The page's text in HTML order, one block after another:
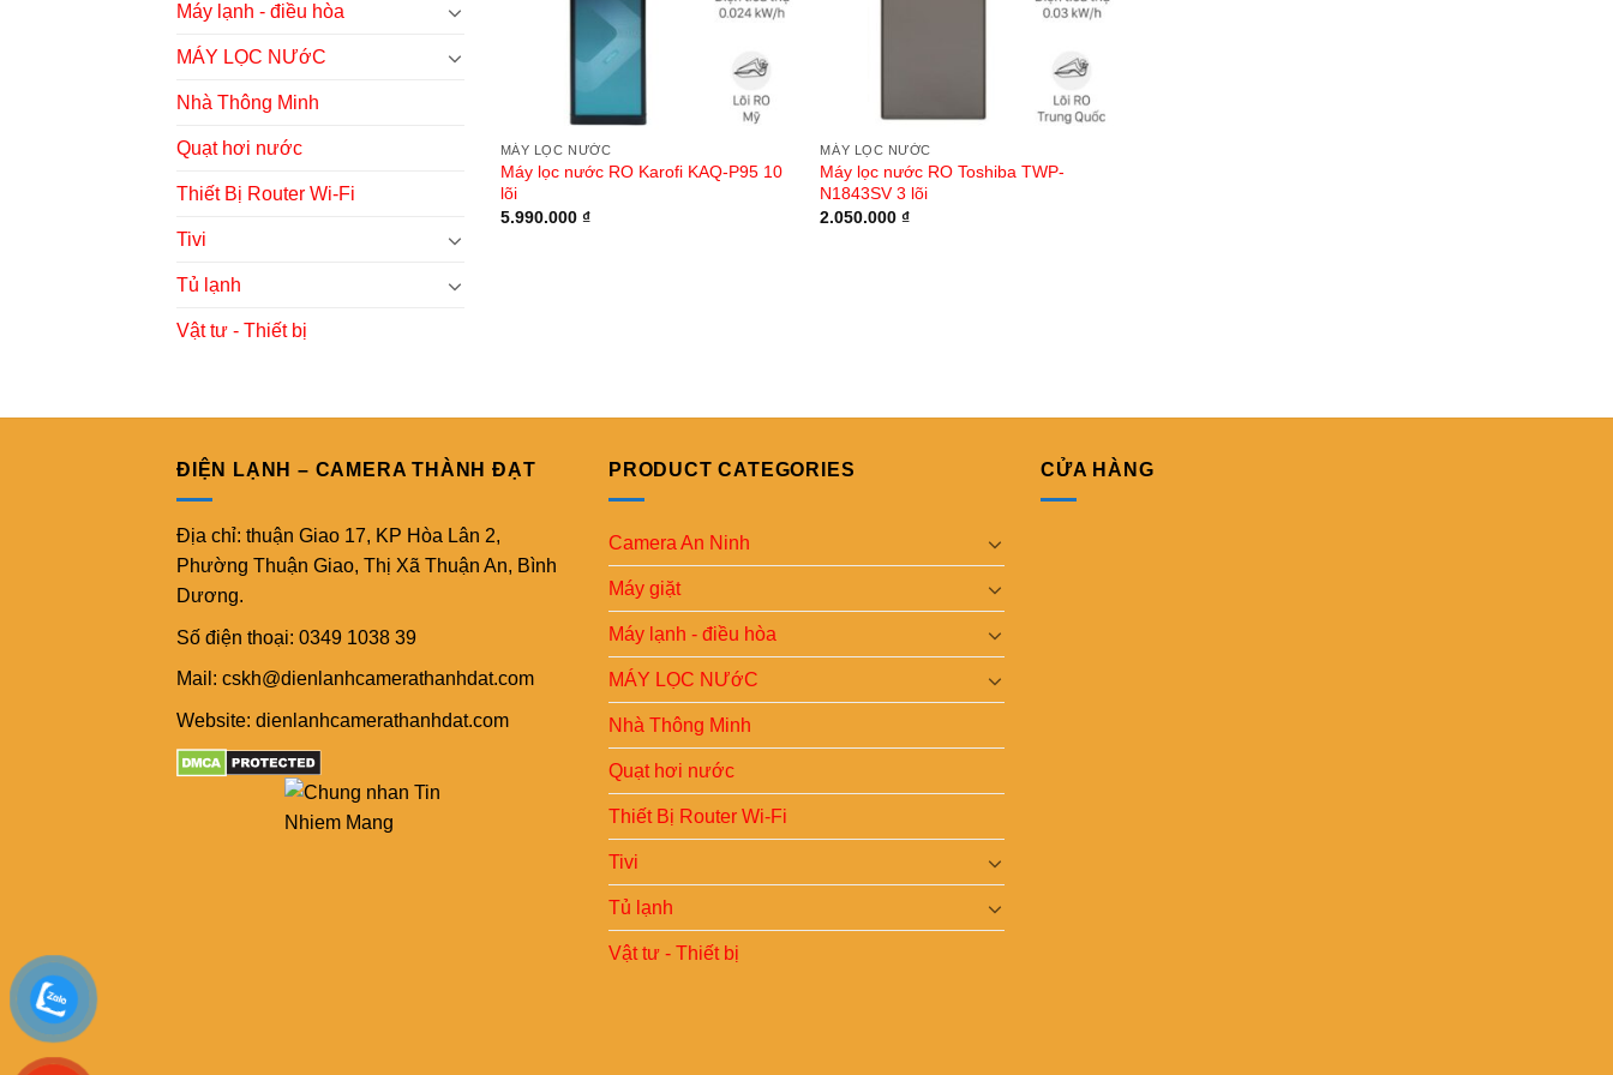
Máy lạnh - điều hòa
MÁY LỌC NƯớC
Nhà Thông Minh
Quạt hơi nước
Thiết Bị Router Wi-Fi
Tivi
Tủ lạnh
Vật tư - Thiết bị
MÁY LỌC NƯỚC
Máy lọc nước RO Karofi KAQ-P95 10
lõi
5.990.000 ₫
MÁY LỌC NƯỚC
Máy lọc nước RO Toshiba TWP-
N1843SV 3 lõi
2.050.000₫
ĐIỆN LẠNH – CAMERA THÀNH ĐẠT
Địa chỉ: thuận Giao 17, KP Hòa Lân 2,
Phường Thuận Giao, Thị Xã Thuận An, Bình
Dương.
Số điện thoại: 0349 1038 39
Mail: cskh@dienlanhcamerathanhdat.com
Website: dienlanhcamerathanhdat.com
PRODUCT CATEGORIES
Camera An Ninh
Máy giặt
Máy lạnh - điều hòa
MÁY LỌC NƯớC
Nhà Thông Minh
Quạt hơi nước
Thiết Bị Router Wi-Fi
Tivi
Tủ lạnh
Vật tư - Thiết bị
CỬA HÀNG